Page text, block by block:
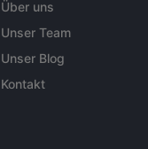
Über uns
Unser Team
Unser Blog
Kontakt